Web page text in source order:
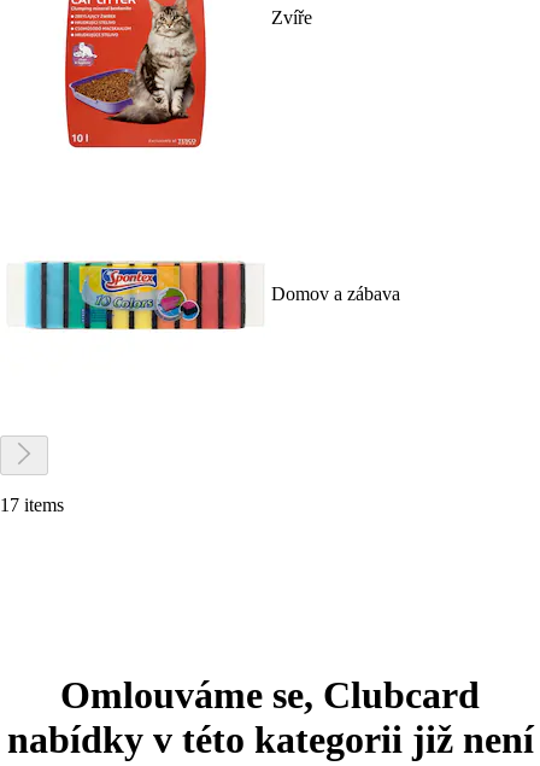
Zvíře
Domov a zábava
17 items
Omlouváme se, Clubcard
nabídky v této kategorii již není